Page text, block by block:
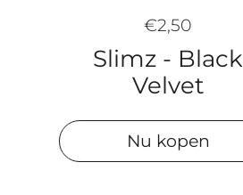
€2,50
Slimz - Black
Velvet
Nu kopen